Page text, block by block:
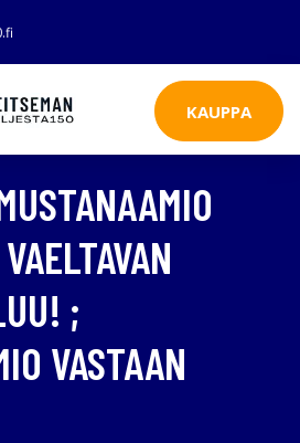
KAUPPA
;
VASTAAN